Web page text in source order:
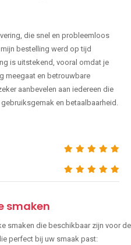
die snel en probleemloos
bestelling werd op tijd
is uitstekend, vooral omdat je
meegaat en betrouwbare
aanbevelen aan iedereen die
en betaalbaarheid.
smaken
smaken die beschikbaar zijn voor de
perfect bij uw smaak past: